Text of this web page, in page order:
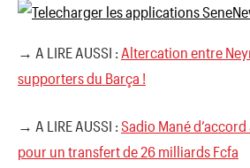
→ A LIRE AUSSI : Altercation entre
supporters du Barça !
→ A LIRE AUSSI : Sadio Mané
pour un transfert de 26 milliards Fcfa